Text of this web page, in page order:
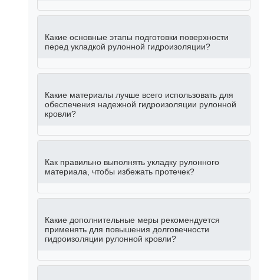
Какие основные этапы подготовки поверхности
перед укладкой рулонной гидроизоляции?
Какие материалы лучше всего использовать для
обеспечения надежной гидроизоляции рулонной
кровли?
Как правильно выполнять укладку рулонного
материала, чтобы избежать протечек?
Какие дополнительные меры рекомендуется
применять для повышения долговечности
гидроизоляции рулонной кровли?